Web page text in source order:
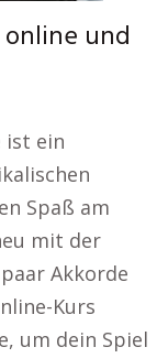
und
ist ein
Spaß am
mit der
Akkorde
Kurs
um dein Spiel